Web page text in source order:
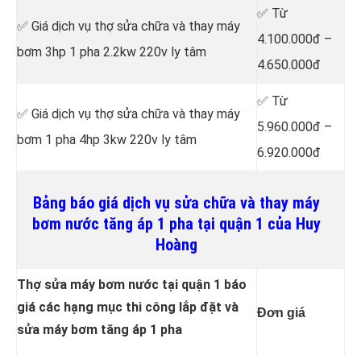
✅ Giá dịch vụ thợ sửa chữa và thay máy
bơm 3hp 1 pha 2.2kw 220v ly tâm
✅ Từ
4.100.000đ –
4.650.000đ
✅ Giá dịch vụ thợ sửa chữa và thay máy
bơm 1 pha 4hp 3kw 220v ly tâm
✅ Từ
5.960.000đ –
6.920.000đ
Bảng báo giá dịch vụ sửa chữa và thay máy
bơm nước tăng áp 1 pha tại quận 1 của Huy
Hoàng
Thợ sửa máy bơm nước tại quận 1 báo
giá các hạng mục thi công lắp đặt và
sửa máy bơm tăng áp 1 pha
Đơn giá